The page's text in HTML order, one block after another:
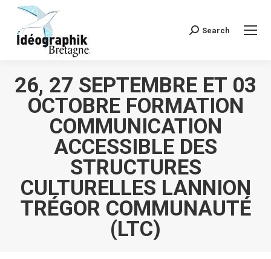
Recherche
Search
26, 27 SEPTEMBRE ET 03
OCTOBRE FORMATION
COMMUNICATION
ACCESSIBLE DES
STRUCTURES
CULTURELLES LANNION
TRÉGOR COMMUNAUTÉ
(LTC)